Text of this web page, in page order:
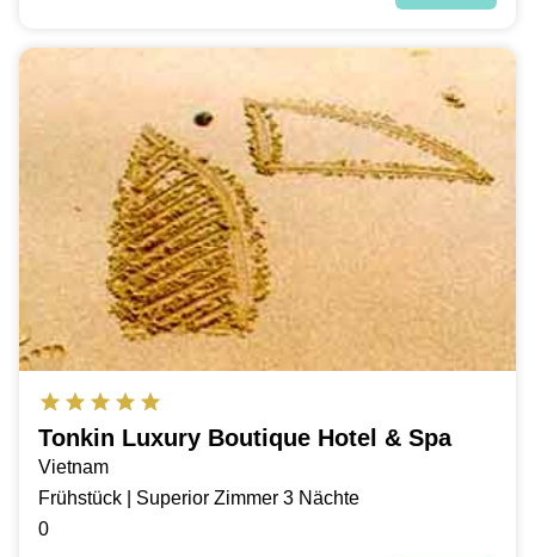
Tonkin Luxury Boutique Hotel & Spa
Vietnam
Frühstück | Superior Zimmer 3 Nächte
0